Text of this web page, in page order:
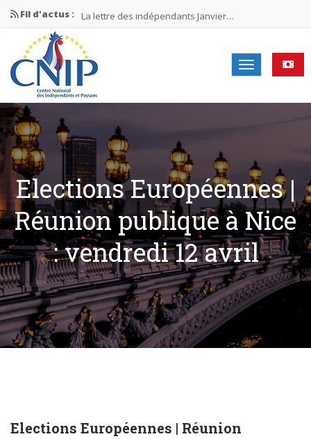
Fil d'actus : La lettre des indépendants Janvier…
La lettre des indépendants Novembre…
La lettre des indépendants Juin…
Mission nationale ÉLECTIONS MUNICIPALES 2026
La lettre des indépendants N°2-2026
Elections Européennes |
Réunion publique à Nice
: vendredi 12 avril
Elections Européennes | Réunion